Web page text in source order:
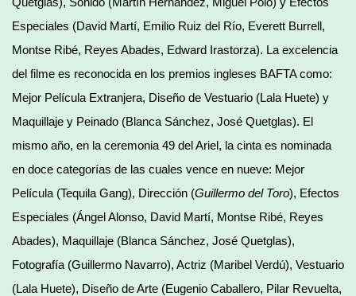
Especiales (David Martí, Emilio Ruiz del Río, Everett Burrell,
Montse Ribé, Reyes Abades, Edward Irastorza). La excelencia
del filme es reconocida en los premios ingleses BAFTA como:
Mejor Película Extranjera, Diseño de Vestuario (Lala Huete) y
Maquillaje y Peinado (Blanca Sánchez, José Quetglas). El
mismo año, en la ceremonia 49 del Ariel, la cinta es nominada
en doce categorías de las cuales vence en nueve: Mejor
Película (Tequila Gang), Dirección (Guillermo del Toro), Efectos
Especiales (Ángel Alonso, David Martí, Montse Ribé, Reyes
Abades), Maquillaje (Blanca Sánchez, José Quetglas),
Fotografía (Guillermo Navarro), Actriz (Maribel Verdú), Vestuario
(Lala Huete), Diseño de Arte (Eugenio Caballero, Pilar Revuelta,